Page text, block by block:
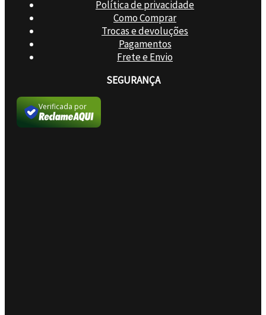
Política de privacidade
Como Comprar
Trocas e devoluções
Pagamentos
Frete e Envio
SEGURANÇA
Verificada por